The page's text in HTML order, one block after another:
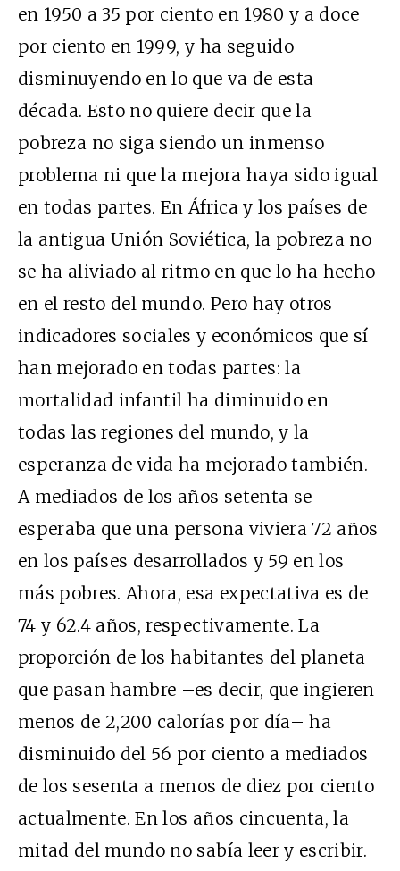
en 1950 a 35 por ciento en 1980 y a doce
por ciento en 1999, y ha seguido
disminuyendo en lo que va de esta
década. Esto no quiere decir que la
pobreza no siga siendo un inmenso
problema ni que la mejora haya sido igual
en todas partes. En África y los países de
la antigua Unión Soviética, la pobreza no
se ha aliviado al ritmo en que lo ha hecho
en el resto del mundo. Pero hay otros
indicadores sociales y económicos que sí
han mejorado en todas partes: la
mortalidad infantil ha diminuido en
todas las regiones del mundo, y la
esperanza de vida ha mejorado también.
A mediados de los años setenta se
esperaba que una persona viviera 72 años
en los países desarrollados y 59 en los
más pobres. Ahora, esa expectativa es de
74 y 62.4 años, respectivamente. La
proporción de los habitantes del planeta
que pasan hambre –es decir, que ingieren
menos de 2,200 calorías por día– ha
disminuido del 56 por ciento a mediados
de los sesenta a menos de diez por ciento
actualmente. En los años cincuenta, la
mitad del mundo no sabía leer y escribir.